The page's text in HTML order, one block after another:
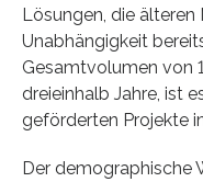
Lösungen, die älteren
Unabhängigkeit
Gesamtvolumen von
dreieinhalb Jahre, ist
geförderten Projekte
Der demographische